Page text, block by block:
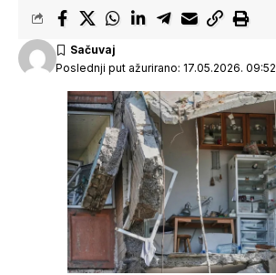
Poslednji put ažurirano: 17.05.2026. 09:52